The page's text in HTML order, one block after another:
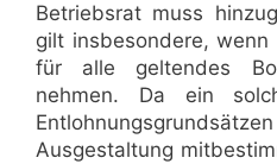
Betriebsrat muss
gilt insbesondere, wenn
für alle geltendes
nehmen. Da ein
Ausgestaltung